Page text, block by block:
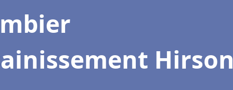
Hirson